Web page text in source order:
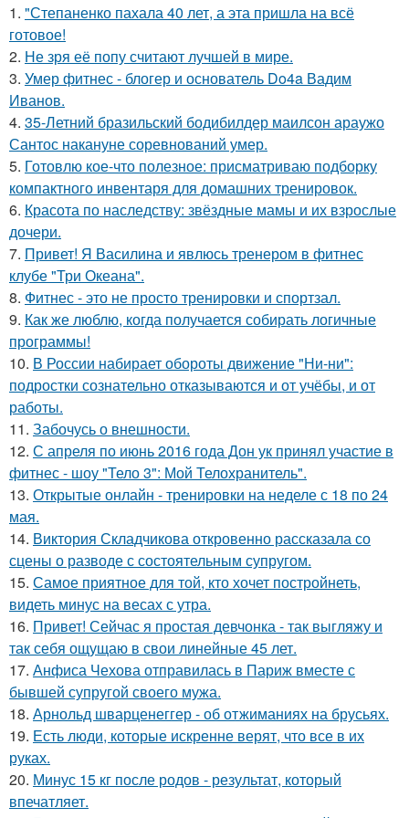
1. "Степаненко пахала 40 лет, а эта пришла на всё
готовое!
2. Не зря её попу считают лучшей в мире.
3. Умер фитнес - блогер и основатель Do4a Вадим
Иванов.
4. 35-Летний бразильский бодибилдер маилсон араужо
Сантос накануне соревнований умер.
5. Готовлю кое-что полезное: присматриваю подборку
компактного инвентаря для домашних тренировок.
6. Красота по наследству: звёздные мамы и их взрослые
дочери.
7. Привет! Я Василина и явлюсь тренером в фитнес
клубе "Три Океана".
8. Фитнес - это не просто тренировки и спортзал.
9. Как же люблю, когда получается собирать логичные
программы!
10. В России набирает обороты движение "Ни-ни":
подростки сознательно отказываются и от учёбы, и от
работы.
11. Забочусь о внешности.
12. С апреля по июнь 2016 года Дон ук принял участие в
фитнес - шоу "Тело 3": Мой Телохранитель".
13. Открытые онлайн - тренировки на неделе с 18 по 24
мая.
14. Виктория Складчикова откровенно рассказала со
сцены о разводе с состоятельным супругом.
15. Самое приятное для той, кто хочет постройнеть,
видеть минус на весах с утра.
16. Привет! Сейчас я простая девчонка - так выгляжу и
так себя ощущаю в свои линейные 45 лет.
17. Анфиса Чехова отправилась в Париж вместе с
бывшей супругой своего мужа.
18. Арнольд шварценеггер - об отжиманиях на брусьях.
19. Есть люди, которые искренне верят, что все в их
руках.
20. Минус 15 кг после родов - результат, который
впечатляет.